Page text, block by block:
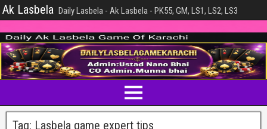
Ak Lasbela Daily Lasbela - Ak Lasbela - PK55, GM, LS1, LS2, LS3
Tag: Lasbela game expert tips